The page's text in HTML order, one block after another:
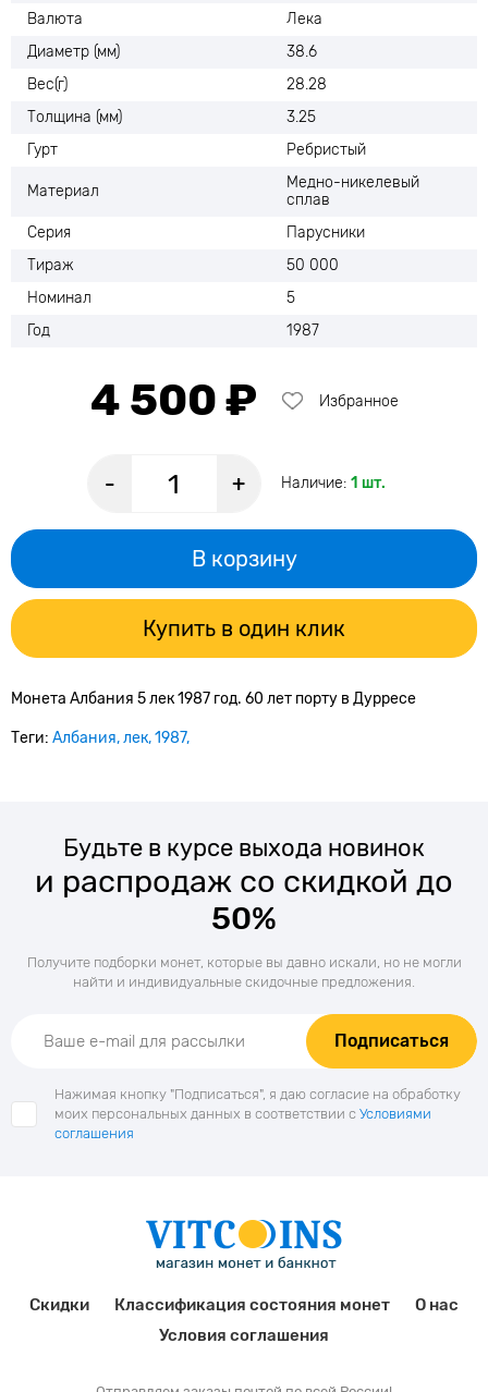
Валюта
Лека
Диаметр (мм)
38.6
Вес(г)
28.28
Толщина (мм)
3.25
Гурт
Ребристый
Материал
Медно-никелевый
сплав
Серия
Парусники
Тираж
50 000
Номинал
5
Год
1987
4 500 ₽ Избранное
- + Наличие: 1 шт.
В корзину
Купить в один клик
Монета Албания 5 лек 1987 год. 60 лет порту в Дурресе
Теги: Албания лек 1987
Будьте в курсе выхода новинок
и распродаж со скидкой до
50%
Получите подборки монет, которые вы давно искали, но не могли
найти и индивидуальные скидочные предложения.
Подписаться
Нажимая кнопку "Подписаться", я даю согласие на обработку
моих персональных данных в соответствии с Условиями
соглашения
Скидки Классификация состояния монет
О нас
Условия соглашения